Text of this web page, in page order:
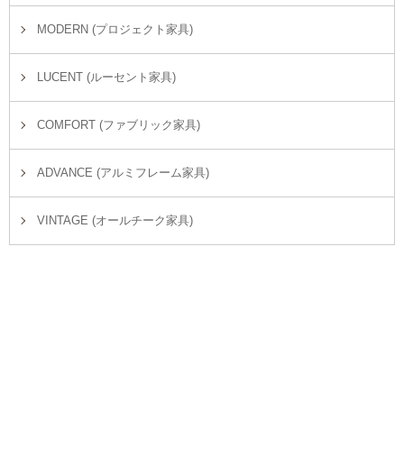
MODERN (プロジェクト家具)
LUCENT (ルーセント家具)
COMFORT (ファブリック家具)
ADVANCE (アルミフレーム家具)
VINTAGE (オールチーク家具)